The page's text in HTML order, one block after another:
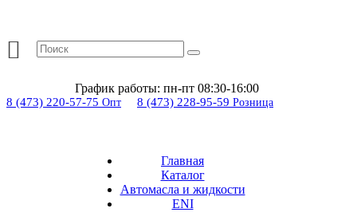
График работы: пн-пт 08:30-16:00
8 (473) 220-57-75 Опт 8 (473) 228-95-59 Розница
Главная
Каталог
Автомасла и жидкости
ENI